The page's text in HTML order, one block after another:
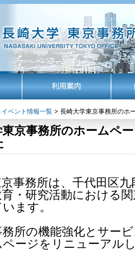
ベント情報一覧 > 長崎大学東京事務所のホ
東京事務所のホームペ
事務所は、千代田区
・研究活動における
ます。
所の機能強化とサー
ページをリニューアル